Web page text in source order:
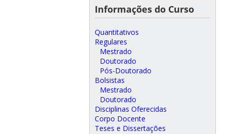
Informações do Curso
Quantitativos
Regulares
Mestrado
Doutorado
Pós-Doutorado
Bolsistas
Mestrado
Doutorado
Disciplinas Oferecidas
Corpo Docente
Teses e Dissertações